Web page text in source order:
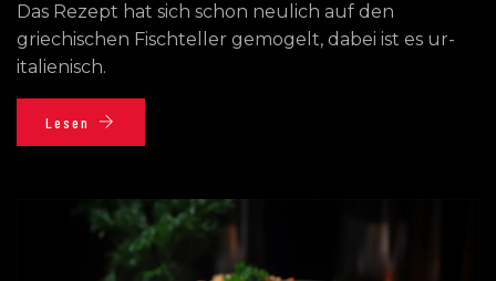
Das Rezept hat sich schon neulich auf den
griechischen Fischteller gemogelt, dabei ist es ur-
italienisch.
Lesen